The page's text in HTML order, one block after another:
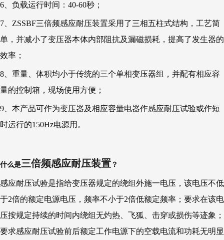
6、负载运行时间：40-60秒；
7、ZSSBF三倍频感应耐压装置采用了三相五柱式结构，工艺简
单，并减小了变压器本体内部阻抗及漏磁损耗，提高了发生器的
效率；
8、重量、体积均小于传统的三个单相变压器组，并配有相应容
量的控制箱，现场使用方便；
9、本产品可作为变压器及相应容量电器作感应耐压试验或作短
时运行的150Hz电源用。
什么是三倍频感应耐压装置 ？
感应耐压试验是指给变压器规定的绕组外施一电压，该电压不低
于2倍的额定电源电压，频率不小于2倍低额定频率；要求在该电
压按规定持续的时间内绕组无灼热、飞狐、击穿或损伤等迹象；
要求感应耐压试验前后额定工作电源下的空载电流和功耗无明显